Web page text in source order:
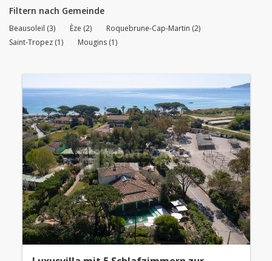
Filtern nach Gemeinde
Beausoleil (3) Èze (2)
Roquebrune-Cap-Martin (2)
Saint-Tropez (1)
Mougins (1)